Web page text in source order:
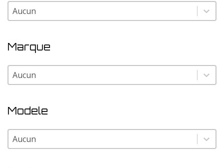
Pays
Pays
Marque
Marque
Marque
Modele
Modele
Modele